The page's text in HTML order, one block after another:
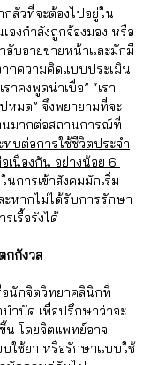
กลัวที่จะต้องไปอยู่ใน
งกำลังถูกจ้องมอง หรือ
อับอายขายหน้าและมักมี
กความคิดแบบประเมิน
าคงพูดน่าเบื่อ” “เรา
หมด” จึงพยายามที่จะ
นมากต่อสถานการณ์ที่
ทบต่อการใช้ชีวิตประจำ
เนื่องกัน อย่างน้อย 6
นการเข้าสังคมมักเริ่ม
ะหากไม่ได้รับการรักษา
เรื้อรังได้
กกังวล
นักจิตวิทยาคลินิกที่
ำบัด เพื่อปรึกษาว่าจะ
น โดยจิตแพทย์อาจ
ใช้ยา หรือรักษาแบบใช้